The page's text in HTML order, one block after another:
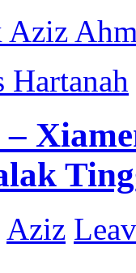
Aziz
Hartanah
Aziz